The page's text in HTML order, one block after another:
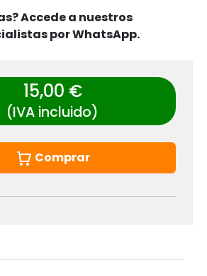
Accede a nuestros
por WhatsApp.
15,00 €
(IVA incluido)
Comprar